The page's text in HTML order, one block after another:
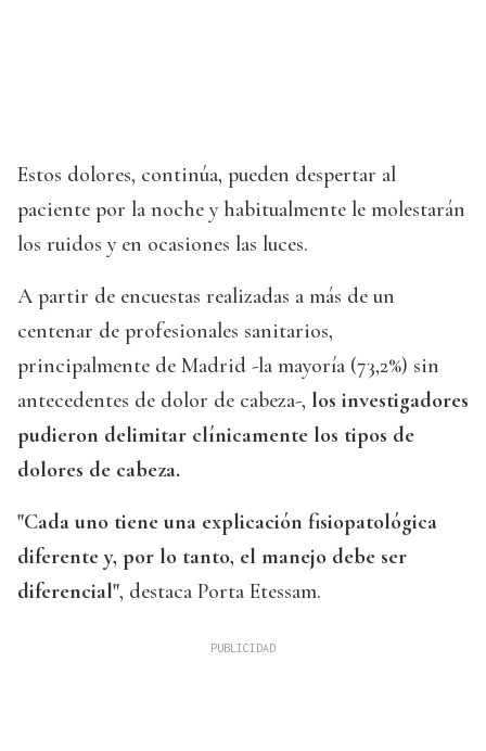
Estos dolores, continúa, pueden despertar al
paciente por la noche y habitualmente le molestarán
los ruidos y en ocasiones las luces.
A partir de encuestas realizadas a más de un
centenar de profesionales sanitarios,
principalmente de Madrid -la mayoría (73,2%) sin
antecedentes de dolor de cabeza-, los investigadores
pudieron delimitar clínicamente los tipos de
dolores de cabeza.
"Cada uno tiene una explicación fisiopatológica
diferente y, por lo tanto, el manejo debe ser
diferencial", destaca Porta Etessam.